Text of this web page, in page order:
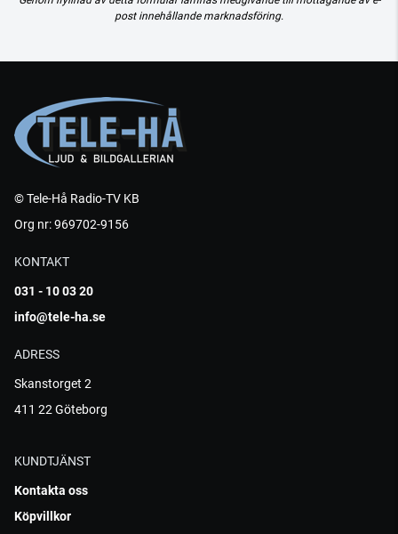
post innehållande marknadsföring.
© Tele-Hå Radio-TV KB
Org nr: 969702-9156
KONTAKT
031 - 10 03 20
info@tele-ha.se
ADRESS
Skanstorget 2
411 22 Göteborg
KUNDTJÄNST
Kontakta oss
Köpvillkor